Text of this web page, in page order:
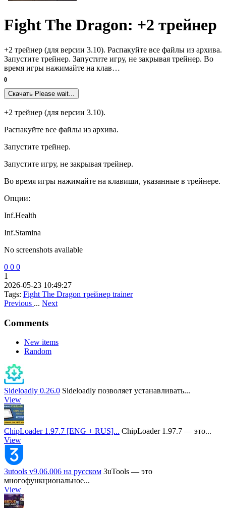
Fight The Dragon: +2 трейнер
+2 трейнер (для версии 3.10). Распакуйте все файлы из архива.
Запустите трейнер. Запустите игру, не закрывая трейнер. Во
время игры нажимайте на клав…
0
Скачать Please wait...
+2 трейнер (для версии 3.10).
Распакуйте все файлы из архива.
Запустите трейнер.
Запустите игру, не закрывая трейнер.
Во время игры нажимайте на клавиши, указанные в трейнере.
Опции:
Inf.Health
Inf.Stamina
No screenshots available
0 0 0
1
2026-05-23 10:49:27
Tags: Fight The Dragon трейнер trainer
Previous ... Next
Comments
New items
Random
Sideloadly 0.26.0 Sideloadly позволяет устанавливать...
View
ChipLoader 1.97.7 [ENG + RUS]... ChipLoader 1.97.7 — это...
View
3utools v9.06.006 на русском 3uTools — это
многофункциональное...
View